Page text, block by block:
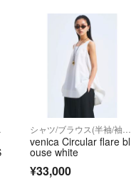
venica Circular flare bl
ouse white
¥33,000